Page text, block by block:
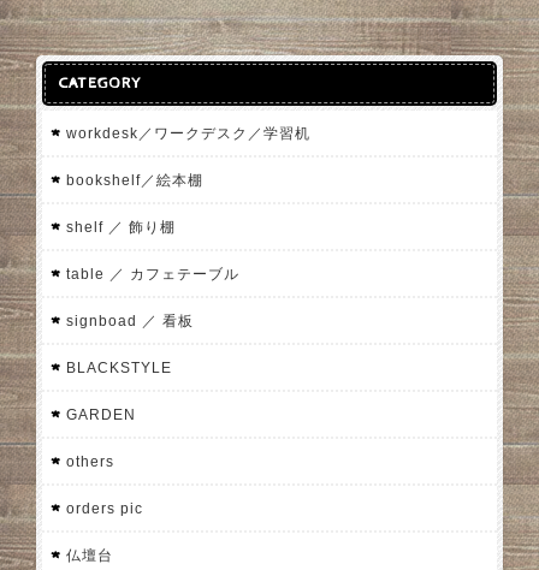
CATEGORY
workdesk／ワークデスク／学習机
bookshelf／絵本棚
shelf ／ 飾り棚
table ／ カフェテーブル
signboad ／ 看板
BLACKSTYLE
GARDEN
others
orders pic
仏壇台